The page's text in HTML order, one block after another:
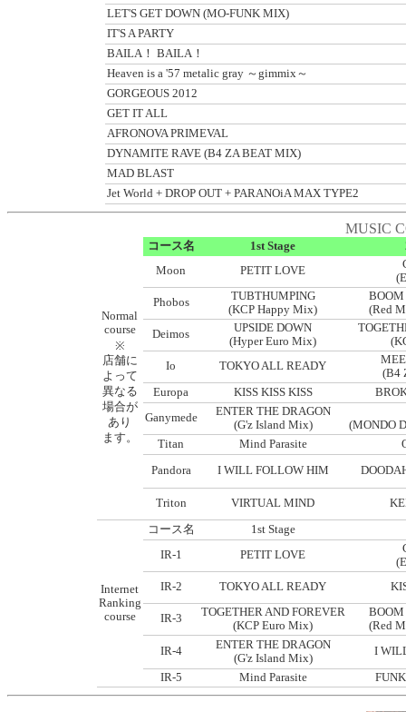
LET'S GET DOWN (MO-FUNK MIX)
IT'S A PARTY
BAILA！ BAILA！
Heaven is a '57 metalic gray ～gimmix～
GORGEOUS 2012
GET IT ALL
AFRONOVA PRIMEVAL
DYNAMITE RAVE (B4 ZA BEAT MIX)
MAD BLAST
Jet World + DROP OUT + PARANOiA MAX TYPE2
MUSIC
Normal
course
※
店舗に
よって
異なる
場合が
あり
ます。
コース名 1st Stage
Moon
PETIT LOVE
Phobos
TUBTHUMPING
(KCP Happy Mix)
(Red
Deimos
UPSIDE DOWN
(Hyper Euro Mix)
Io
TOKYO ALL READY
(B4
Europa
KISS KISS KISS
Ganymede
ENTER THE DRAGON
(G'z Island Mix)
(MONDO
Titan
Mind Parasite
Pandora I WILL FOLLOW HIM
Triton VIRTUAL MIND
Internet
Ranking
course
コース名 1st Stage
IR-1
PETIT LOVE
IR-2
TOKYO ALL READY
IR-3
TOGETHER AND FOREVER
(KCP Euro Mix)
(Red
IR-4
ENTER THE DRAGON
(G'z Island Mix)
I
IR-5 Mind Parasite